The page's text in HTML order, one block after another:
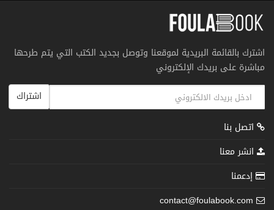
اشترك بالقائمة البريدية لموقعنا وتوصل بجديد الكتب التي يتم طرحها
مباشرة على بريدك الإلكتروني
اشتراك
اتصل بنا
انشر معنا
إدعمنا
contact@foulabook.com